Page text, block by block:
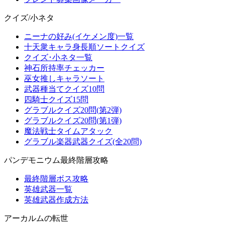
クイズ/小ネタ
ニーナの好み(イケメン度)一覧
十天衆キャラ身長順ソートクイズ
クイズ･小ネタ一覧
神石所持率チェッカー
巫女推しキャラソート
武器種当てクイズ10問
四騎士クイズ15問
グラブルクイズ20問(第2弾)
グラブルクイズ20問(第1弾)
魔法戦士タイムアタック
グラブル楽器武器クイズ(全20問)
パンデモニウム最終階層攻略
最終階層ボス攻略
英雄武器一覧
英雄武器作成方法
アーカルムの転世